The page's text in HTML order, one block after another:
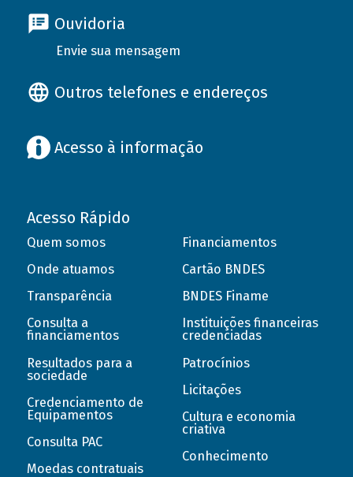
Ouvidoria
Envie sua mensagem
Outros telefones e endereços
Acesso à informação
Acesso Rápido
Quem somos
Onde atuamos
Transparência
Consulta a
financiamentos
Resultados para a
sociedade
Credenciamento de
Equipamentos
Consulta PAC
Moedas contratuais
Financiamentos
Cartão BNDES
BNDES Finame
Instituições financeiras
credenciadas
Patrocínios
Licitações
Cultura e economia
criativa
Conhecimento